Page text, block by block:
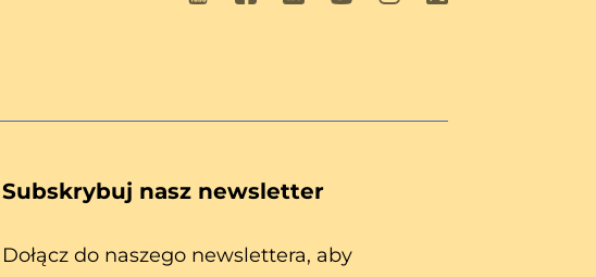
Subskrybuj nasz newsletter
Dołącz do naszego newslettera, aby